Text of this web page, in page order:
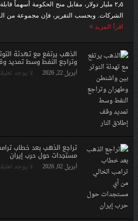
٢٫٥ مليار دولار، مقابل منح الحكومة أسهماً
الشركات. وبحسب التقرير، فإن مجموعة من
اقرأ المزيد
الذهب يرتفع مع تهدئة
وتراجع النفط وسط تمديد
أبريل 22, 2026 لا يوجد
تراجع الذهب بعد خطاب
مستجدات حول حرب إيران
أبريل 02, 2026 لا يوجد